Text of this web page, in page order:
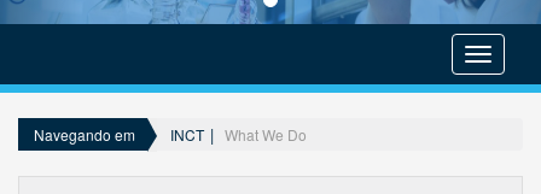
menu
Navegando em INCT What We Do